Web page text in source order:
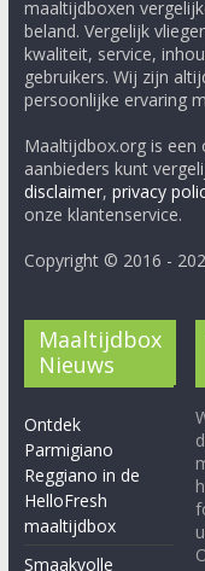
maaltijdboxen
beland. Vergelijk
kwaliteit, service,
gebruikers. Wij zijn
persoonlijke ervaring
Maaltijdbox.org is een
aanbieders kunt
disclaimer, privacy
onze klantenservice.
Copyright © 2016 -
Maaltijdbox
Nieuws
Ontdek
Parmigiano
Reggiano in de
HelloFresh
maaltijdbox
Smaakvolle